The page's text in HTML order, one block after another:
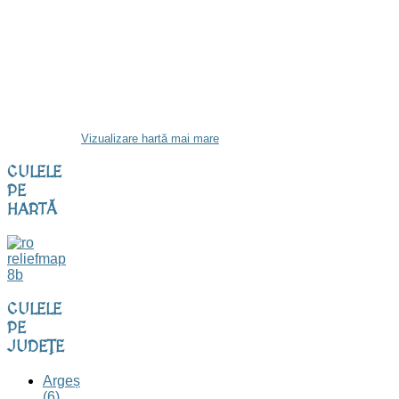
Vizualizare hartă mai mare
CULELE
PE
HARTĂ
CULELE
PE
JUDEȚE
Argeș